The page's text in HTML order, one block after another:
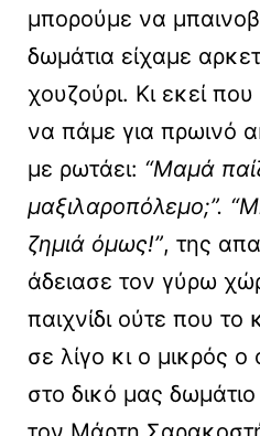
μπορούμε να
δωμάτια είχαμε
χουζούρι. Κι εκεί
να πάμε για πρωινό
με ρωτάει: “Μαμά
μαξιλαροπόλεμο;”.
ζημιά όμως!”, της
άδειασε τον γύρω
παιχνίδι ούτε που
σε λίγο κι ο μικρός
στο δικό μας